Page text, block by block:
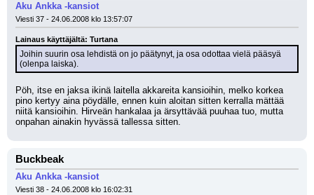
Aku Ankka -kansiot
Viesti 37 - 24.06.2008 klo 13:57:07
Lainaus käyttäjältä: Turtana
Joihin suurin osa lehdistä on jo päätynyt, ja osa odottaa vielä pääsyä
(olenpa laiska).
Pöh, itse en jaksa ikinä laitella akkareita kansioihin, melko korkea
pino kertyy aina pöydälle, ennen kuin aloitan sitten kerralla mättää
niitä kansioihin. Hirveän hankalaa ja ärsyttävää puuhaa tuo, mutta
onpahan ainakin hyvässä tallessa sitten.
Buckbeak
Aku Ankka -kansiot
Viesti 38 - 24.06.2008 klo 16:02:31